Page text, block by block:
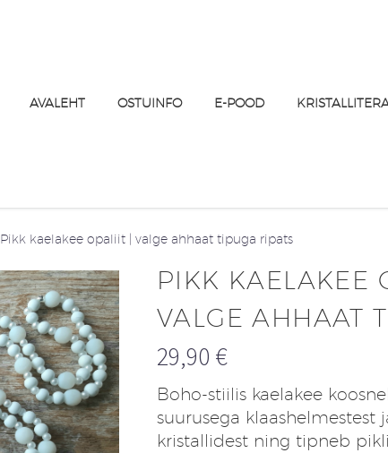
AVALEHT OSTUINFO E-POOD
Pikk kaelakee opaliit | valge ahhaat tipuga ripats
PIKK KAELAKEE
VALGE AHHAAT
29,90 €
Boho-stiilis kaelakee
suurusega klaashelmestest
kristallidest ning tipneb